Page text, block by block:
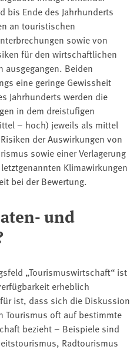
bis Ende des Jahrhunderts
an touristischen
sowie von
für den wirtschaftlichen
ausgegangen. Beiden
eine geringe Gewissheit
Jahrhunderts werden die
in dem dreistufigen
– hoch) jeweils als mittel
der Auswirkungen von
sowie einer Verlagerung
Klimawirkungen
bei der Bewertung.
und
„Tourismuswirtschaft“ ist
erheblich
ist, dass sich die Diskussion
Tourismus oft auf bestimmte
bezieht – Beispiele sind
Radtourismus